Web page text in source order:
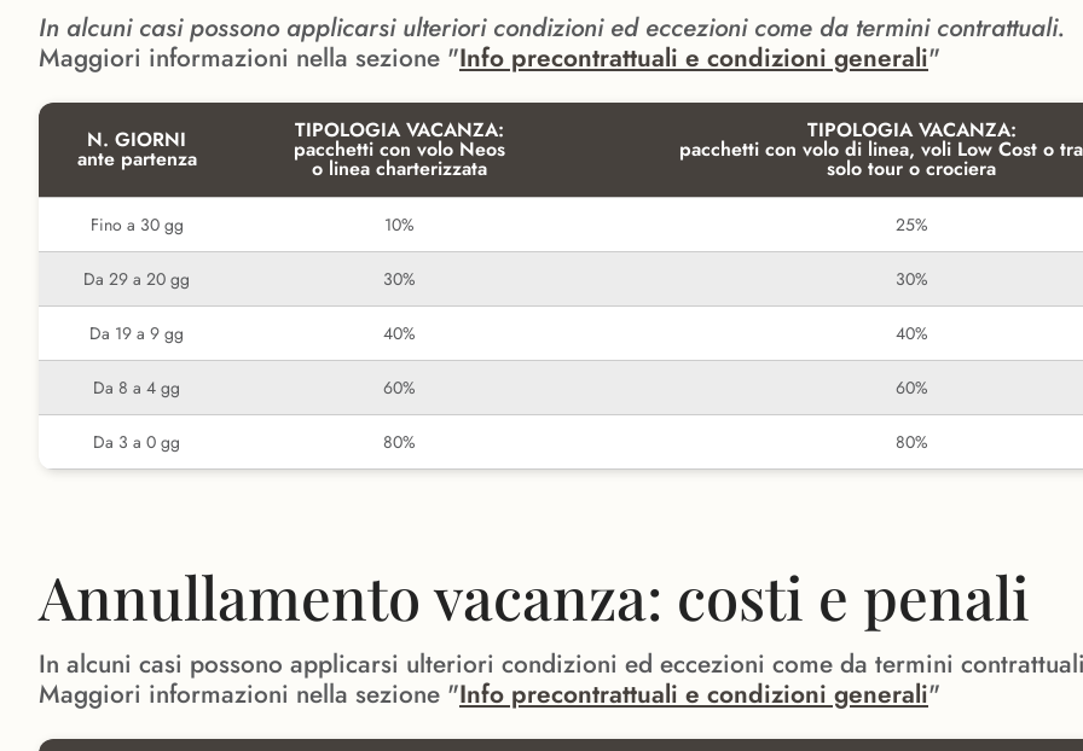
In alcuni casi possono applicarsi ulteriori condizioni ed eccezioni come da termini contrattuali.
Maggiori informazioni nella sezione "Info precontrattuali e condizioni generali"
N. GIORNI
ante partenza
TIPOLOGIA VACANZA:
pacchetti con volo Neos
o linea charterizzata
TIPOLOGIA VACANZA:
pacchetti con volo di linea, voli Low Cost o
solo tour o crociera
Fino a 30 gg 10% 25%
Da 29 a 20 gg 30% 30%
Da 19 a 9 gg 40% 40%
Da 8 a 4 gg 60% 60%
Da 3 a 0 gg 80% 80%
Annullamento vacanza: costi e penali
In alcuni casi possono applicarsi ulteriori condizioni ed eccezioni come da termini contrattuali
Maggiori informazioni nella sezione "Info precontrattuali e condizioni generali"